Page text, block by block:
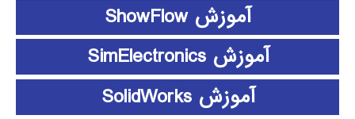
آموزش ShowFlow
آموزش SimElectronics
آموزش SolidWorks